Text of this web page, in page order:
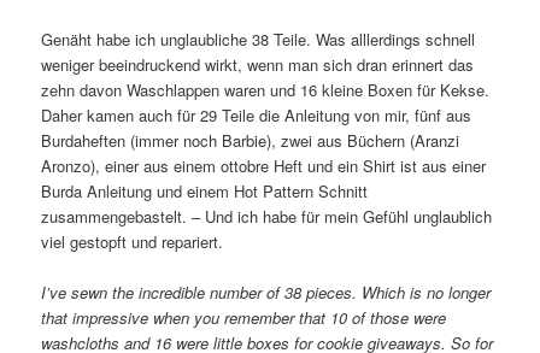
Genäht habe ich unglaubliche 38 Teile. Was alllerdings schnell
weniger beeindruckend wirkt, wenn man sich dran erinnert das
zehn davon Waschlappen waren und 16 kleine Boxen für Kekse.
Daher kamen auch für 29 Teile die Anleitung von mir, fünf aus
Burdaheften (immer noch Barbie), zwei aus Büchern (Aranzi
Aronzo), einer aus einem ottobre Heft und ein Shirt ist aus einer
Burda Anleitung und einem Hot Pattern Schnitt
zusammengebastelt. – Und ich habe für mein Gefühl unglaublich
viel gestopft und repariert.
I’ve sewn the incredible number of 38 pieces. Which is no longer
that impressive when you remember that 10 of those were
washcloths and 16 were little boxes for cookie giveaways. So for